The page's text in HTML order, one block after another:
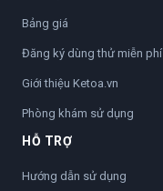
Bảng giá
Đăng ký dùng thử miễn phí
Giới thiệu Ketoa.vn
Phòng khám sử dụng
HỖ TRỢ
Hướng dẫn sử dụng